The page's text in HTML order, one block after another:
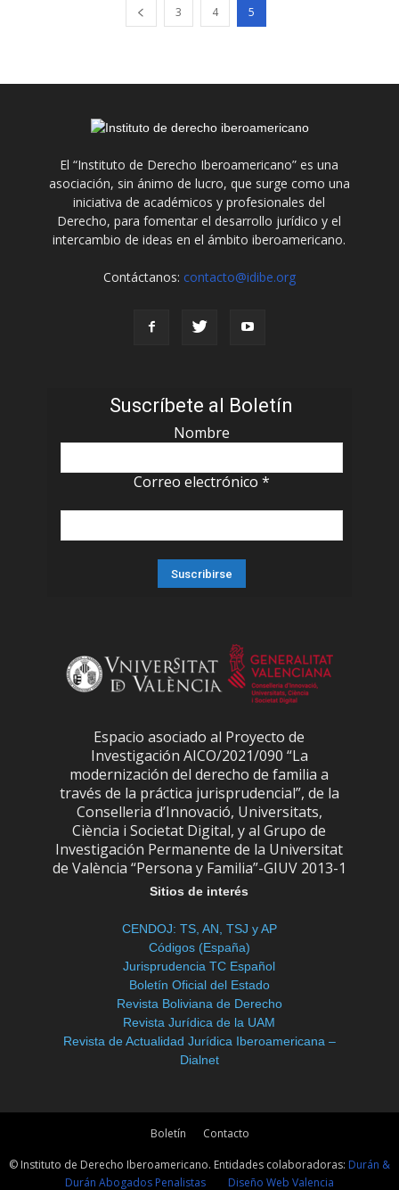
3 4 5
El “Instituto de Derecho Iberoamericano” es una
asociación, sin ánimo de lucro, que surge como una
iniciativa de académicos y profesionales del
Derecho, para fomentar el desarrollo jurídico y el
intercambio de ideas en el ámbito iberoamericano.
Contáctanos: contacto@idibe.org
Suscríbete al Boletín
Nombre
Correo electrónico *
Espacio asociado al Proyecto de
Investigación AICO/2021/090 “La
modernización del derecho de familia a
través de la práctica jurisprudencial”, de la
Conselleria d’Innovació, Universitats,
Ciència i Societat Digital, y al Grupo de
Investigación Permanente de la Universitat
de València “Persona y Familia”-GIUV 2013-1
Sitios de interés
CENDOJ: TS, AN, TSJ y AP
Códigos (España)
Jurisprudencia TC Español
Boletín Oficial del Estado
Revista Boliviana de Derecho
Revista Jurídica de la UAM
Revista de Actualidad Jurídica Iberoamericana –
Dialnet
Boletín Contacto
© Instituto de Derecho Iberoamericano. Entidades colaboradoras: Durán &
Durán Abogados Penalistas
Diseño Web Valencia